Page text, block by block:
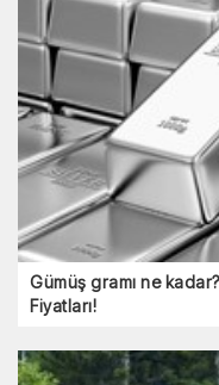
Gümüş gramı ne
Fiyatları!